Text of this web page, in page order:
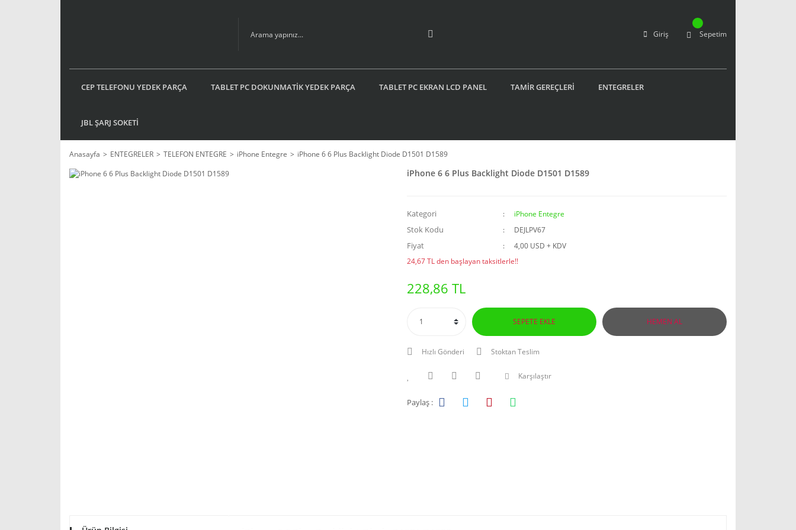
Giriş Sepetim
CEP TELEFONU YEDEK PARÇA TABLET PC DOKUNMATİK YEDEK PARÇA TABLET PC EKRAN LCD PANEL TAMİR GEREÇLERİ ENTEGRELER
JBL ŞARJ SOKETİ
Anasayfa ENTEGRELER TELEFON ENTEGRE iPhone Entegre iPhone 6 6 Plus Backlight Diode D1501 D1589
iPhone 6 6 Plus Backlight Diode D1501 D1589
Kategori iPhone Entegre
Stok Kodu DEJLPV67
Fiyat
4,00 USD + KDV
24,67 TL den başlayan taksitlerle!!
228,86 TL
SEPETE EKLE HEMEN AL
Hızlı Gönderi Stoktan Teslim
Karşılaştır
Paylaş :